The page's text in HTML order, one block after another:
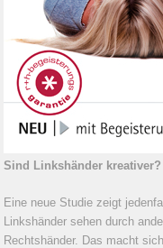
Sind Linkshänder
Eine neue Studie zeigt
Linkshänder sehen durch
Rechtshänder. Das macht sich